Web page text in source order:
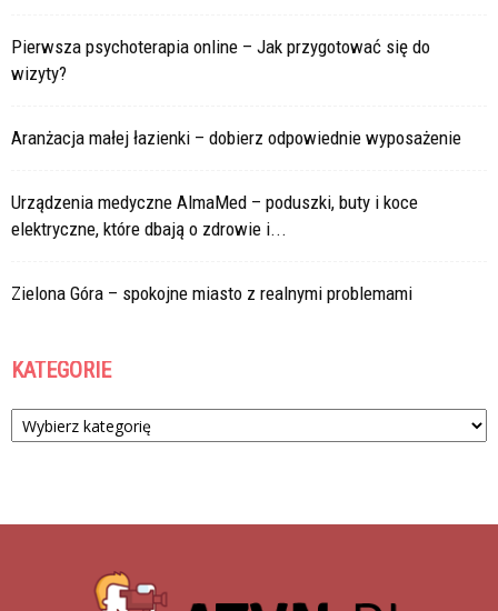
Pierwsza psychoterapia online – Jak przygotować się do
wizyty?
Aranżacja małej łazienki – dobierz odpowiednie wyposażenie
Urządzenia medyczne AlmaMed – poduszki, buty i koce
elektryczne, które dbają o zdrowie i...
Zielona Góra – spokojne miasto z realnymi problemami
KATEGORIE
Kategorie